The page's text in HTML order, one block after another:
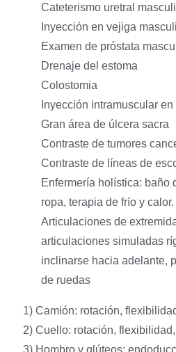
Cateterismo uretral
Inyección en vejiga
Examen de próstata
Drenaje del estoma
Colostomia
Inyección intramuscular
Gran área de úlcera sacra
Contraste de tumores
Contraste de líneas de
Enfermería holística: baño
ropa, terapia de frío y calor.
Articulaciones de
articulaciones simuladas
inclinarse hacia adelante,
de ruedas
1) Camión: rotación,
2) Cuello: rotación,
3) Hombro y glúteos: